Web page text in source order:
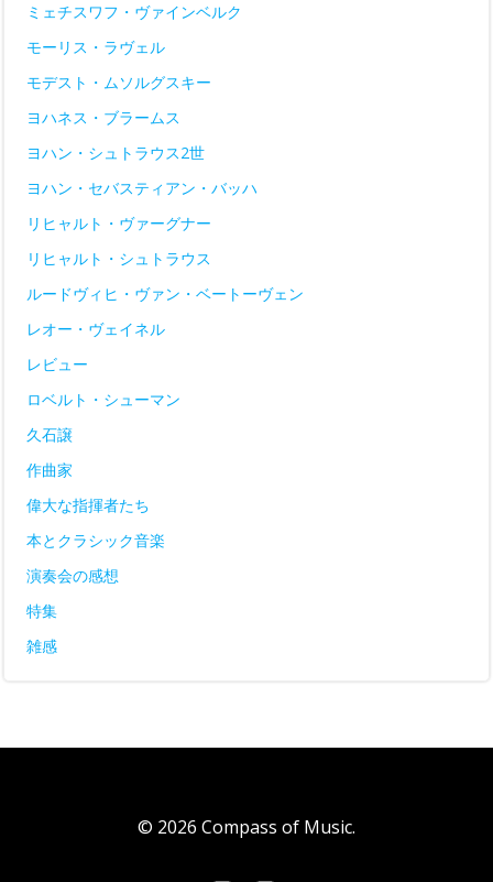
ミェチスワフ・ヴァインベルク
モーリス・ラヴェル
モデスト・ムソルグスキー
ヨハネス・ブラームス
ヨハン・シュトラウス2世
ヨハン・セバスティアン・バッハ
リヒャルト・ヴァーグナー
リヒャルト・シュトラウス
ルードヴィヒ・ヴァン・ベートーヴェン
レオー・ヴェイネル
レビュー
ロベルト・シューマン
久石譲
作曲家
偉大な指揮者たち
本とクラシック音楽
演奏会の感想
特集
雑感
© 2026 Compass of Music.